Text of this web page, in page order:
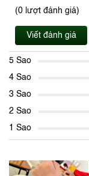
(0 lượt đánh giá)
Viết đánh giá
5 Sao
4 Sao
3 Sao
2 Sao
1 Sao